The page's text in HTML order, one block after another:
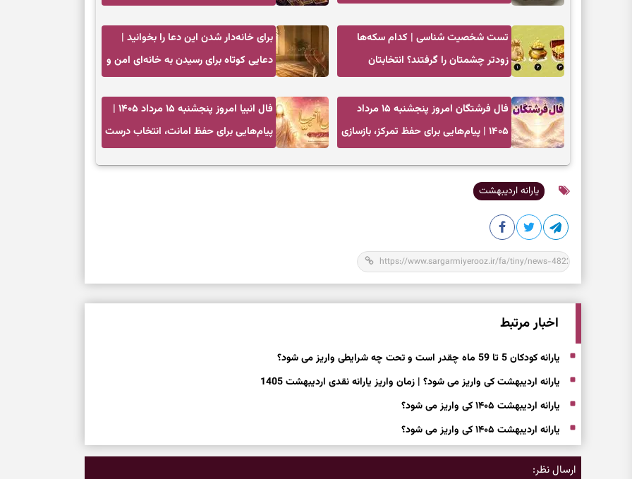
تست شخصیت شناسی | کدام سکه‌ها
زودتر چشمتان را گرفتند؟ انتخابتان
برای خانه‌دار شدن این دعا را بخوانید |
دعایی کوتاه برای رسیدن به خانه‌ای امن و
فال فرشتگان امروز پنجشنبه ۱۵ مرداد
۱۴۰۵ | پیام‌هایی برای حفظ تمرکز، بازسازی
فال انبیا امروز پنجشنبه ۱۵ مرداد ۱۴۰۵ |
پیام‌هایی برای حفظ امانت، انتخاب درست
یارانه اردیبهشت
اخبار مرتبط
یارانه کودکان 5 تا 59 ماه چقدر است و تحت چه شرایطی واریز می شود؟
یارانه اردیبهشت کی واریز می شود؟ | زمان واریز یارانه نقدی اردیبهشت 1405
یارانه اردیبهشت ۱۴۰۵ کی واریز می شود؟
یارانه اردیبهشت ۱۴۰۵ کی واریز می شود؟
ارسال نظر: